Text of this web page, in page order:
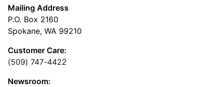
Mailing Address
P.O. Box 2160
Spokane, WA 99210
Customer Care:
(509) 747-4422
Newsroom: